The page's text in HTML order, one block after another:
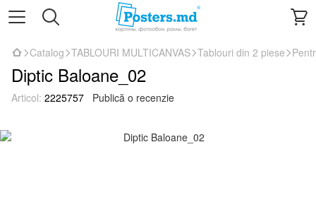
Catalog TABLOURI MULTICANVAS Tablouri din 2 piese
Diptic Baloane_02
Articol: 2225757 Publică o recenzie